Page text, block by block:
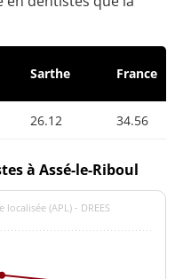
Sarthe France
26.12 34.56
à Assé-le-Riboul
(APL) - DREES